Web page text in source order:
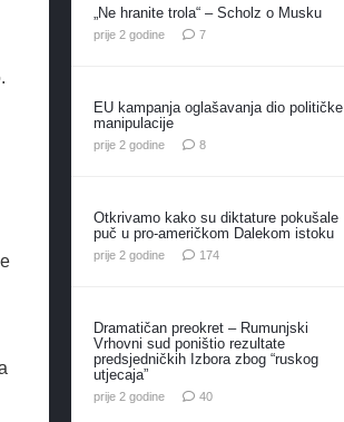
„Ne hranite trola“ – Scholz o Musku
prije 2 godine 7komentara
EU kampanja oglašavanja dio političke
manipulacije
prije 2 godine 8komentara
Otkrivamo kako su diktature pokušale
puč u pro-američkom Dalekom istoku
prije 2 godine 174komentara
Dramatičan preokret – Rumunjski
Vrhovni sud poništio rezultate
predsjedničkih Izbora zbog “ruskog
utjecaja”
prije 2 godine 40komentara